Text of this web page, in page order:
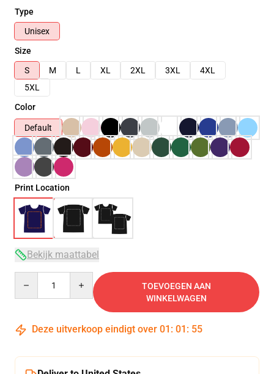
Type
Unisex
Size
S
M L XL 2XL 3XL
4XL
5XL
Color
Default
Print Location
Bekijk maattabel
TOEVOEGEN AAN
WINKELWAGEN
Deze uitverkoop eindigt over 01 : 01 : 54